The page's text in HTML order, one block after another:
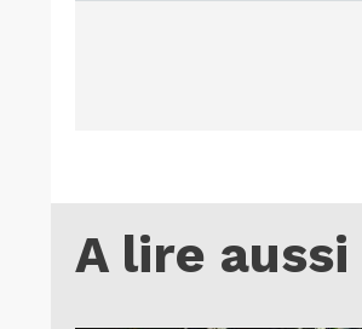
A lire aussi